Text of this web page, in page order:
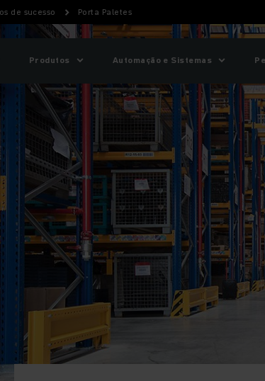
de sucesso Porta Paletes
Produtos Automação e Sistemas